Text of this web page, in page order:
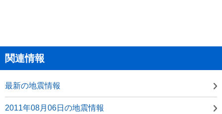
関連情報
最新の地震情報
2011年08月06日の地震情報